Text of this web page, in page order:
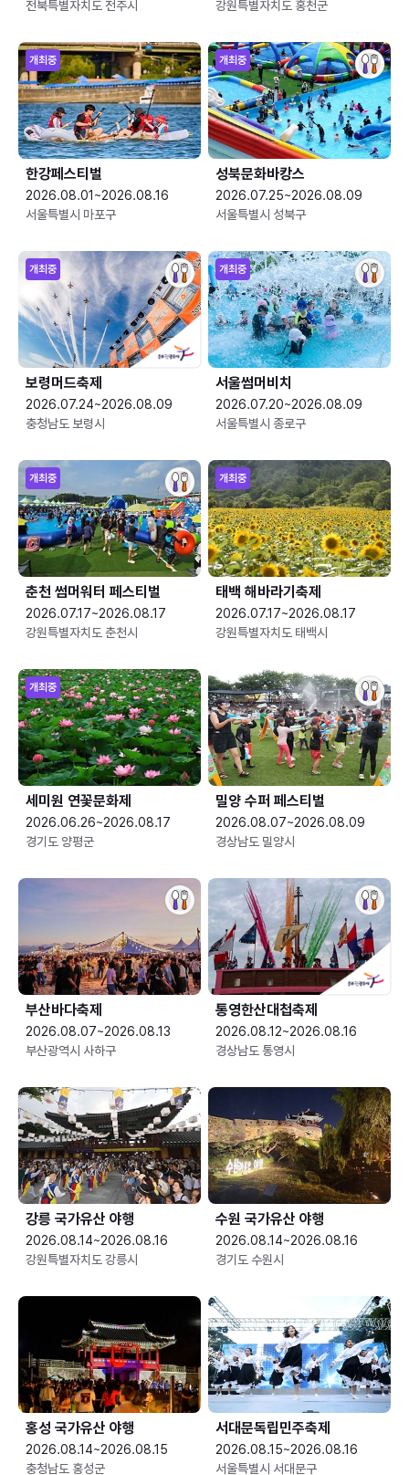
전북특별자치도 전주시
강원특별자치도 홍천군
개최중
한강페스티벌
2026.08.01~2026.08.16
서울특별시 마포구
개최중
성북문화바캉스
2026.07.25~2026.08.09
서울특별시 성북구
개최중
보령머드축제
2026.07.24~2026.08.09
충청남도 보령시
개최중
서울썸머비치
2026.07.20~2026.08.09
서울특별시 종로구
개최중
춘천 썸머워터 페스티벌
2026.07.17~2026.08.17
강원특별자치도 춘천시
개최중
태백 해바라기축제
2026.07.17~2026.08.17
강원특별자치도 태백시
개최중
세미원 연꽃문화제
2026.06.26~2026.08.17
경기도 양평군
밀양 수퍼 페스티벌
2026.08.07~2026.08.09
경상남도 밀양시
부산바다축제
2026.08.07~2026.08.13
부산광역시 사하구
통영한산대첩축제
2026.08.12~2026.08.16
경상남도 통영시
강릉 국가유산 야행
2026.08.14~2026.08.16
강원특별자치도 강릉시
수원 국가유산 야행
2026.08.14~2026.08.16
경기도 수원시
홍성 국가유산 야행
2026.08.14~2026.08.15
충청남도 홍성군
서대문독립민주축제
2026.08.15~2026.08.16
서울특별시 서대문구